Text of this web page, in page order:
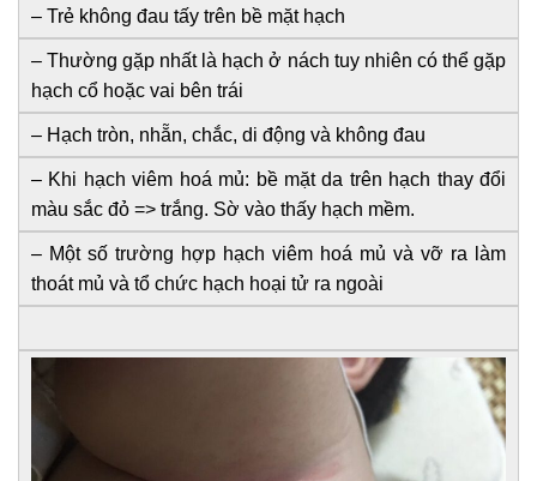
– Trẻ không đau tấy trên bề mặt hạch
– Thường gặp nhất là hạch ở nách tuy nhiên có thể gặp
hạch cổ hoặc vai bên trái
– Hạch tròn, nhẵn, chắc, di động và không đau
– Khi hạch viêm hoá mủ: bề mặt da trên hạch thay đổi
màu sắc đỏ => trắng. Sờ vào thấy hạch mềm.
– Một số trường hợp hạch viêm hoá mủ và vỡ ra làm
thoát mủ và tổ chức hạch hoại tử ra ngoài